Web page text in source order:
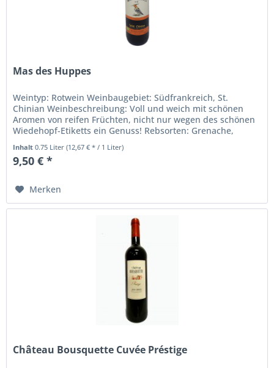
Mas des Huppes
Weintyp: Rotwein Weinbaugebiet: Südfrankreich, St.
Chinian Weinbeschreibung: Voll und weich mit schönen
Aromen von reifen Früchten, nicht nur wegen des schönen
Wiedehopf-Etiketts ein Genuss! Rebsorten: Grenache,
Inhalt0.75 Liter(12,67 € * / 1 Liter)
9,50 € *
Merken
Château Bousquette Cuvée Préstige